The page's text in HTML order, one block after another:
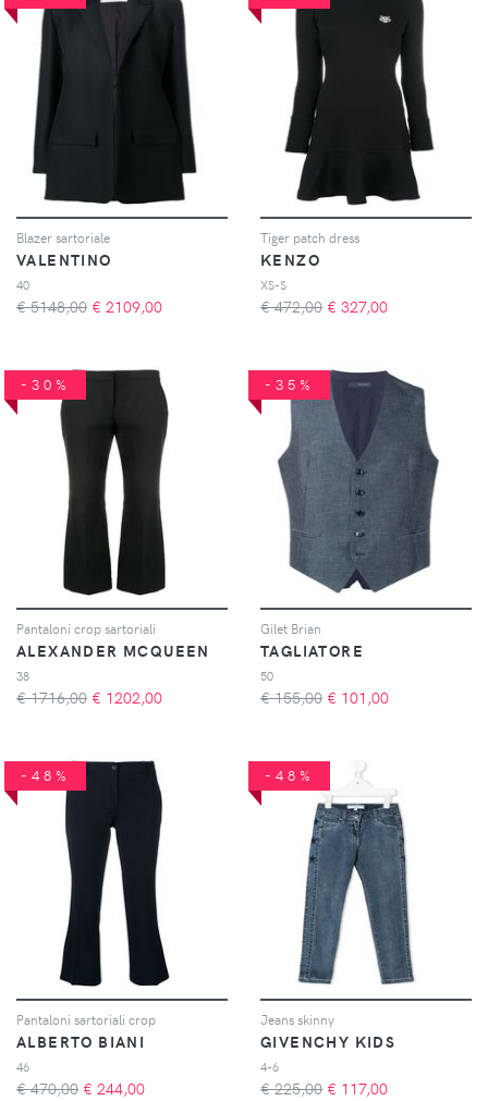
Blazer sartoriale
VALENTINO
40
€ 5148,00 € 2109,00
Tiger patch dress
KENZO
XS-S
€ 472,00 € 327,00
-30%
Pantaloni crop sartoriali
ALEXANDER MCQUEEN
38
€ 1716,00 € 1202,00
-35%
Gilet Brian
TAGLIATORE
50
€ 155,00 € 101,00
-48%
Pantaloni sartoriali crop
ALBERTO BIANI
46
€ 470,00 € 244,00
-48%
Jeans skinny
GIVENCHY KIDS
4-6
€ 225,00 € 117,00